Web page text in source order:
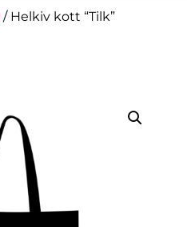
/ Helkiv kott “Tilk”